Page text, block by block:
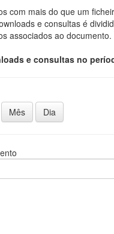
com mais do que um
e consultas é
associados ao documento.
e consultas no
Mês Dia